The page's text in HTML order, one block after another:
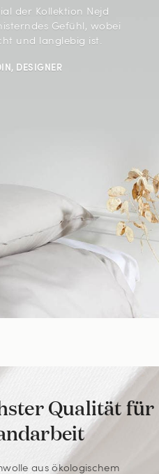
der Kollektion Nejd
Gefühl, wobei
und langlebig ist.
DESIGNER
Qualität für
aus ökologischem